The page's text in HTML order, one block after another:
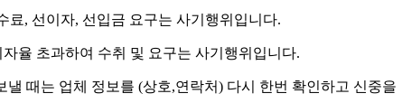
료, 선이자, 선입금 요구는 사기행위입니다.
율 초과하여 수취 및 요구는 사기행위입니다.
때는 업체 정보를 (상호,연락처) 다시 한번 확인하고 신중을